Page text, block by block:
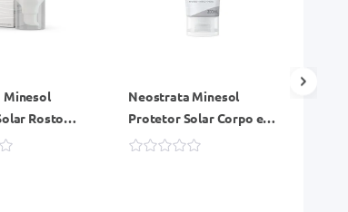
Minesol
Rosto
Sérum
Neostrata Minesol
Protetor Solar Corpo e
Rosto FPS30 Fluido